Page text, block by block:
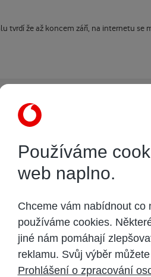
tvrdí že až koncem září, na internetu
Pokud máte účet, přihlaste se a
schválení moderátorem.
Používáme
web naplno.
Chceme vám nabídnout co
používáme cookies.
jiné nám pomáhají
reklamu. Svůj výběr
Prohlášení o zpracování